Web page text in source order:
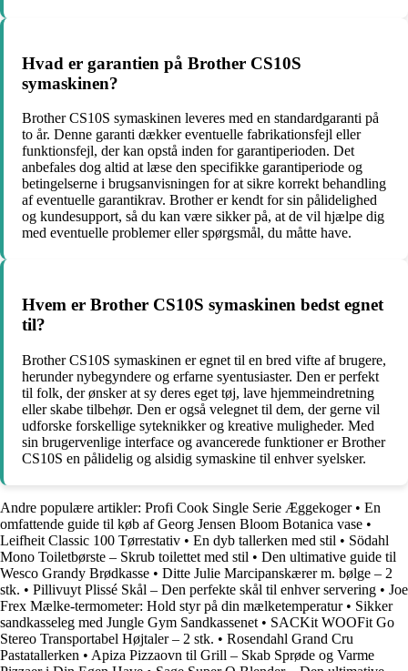
Hvad er garantien på Brother CS10S
symaskinen?
Brother CS10S symaskinen leveres med en standardgaranti på
to år. Denne garanti dækker eventuelle fabrikationsfejl eller
funktionsfejl, der kan opstå inden for garantiperioden. Det
anbefales dog altid at læse den specifikke garantiperiode og
betingelserne i brugsanvisningen for at sikre korrekt behandling
af eventuelle garantikrav. Brother er kendt for sin pålidelighed
og kundesupport, så du kan være sikker på, at de vil hjælpe dig
med eventuelle problemer eller spørgsmål, du måtte have.
Hvem er Brother CS10S symaskinen bedst egnet
til?
Brother CS10S symaskinen er egnet til en bred vifte af brugere,
herunder nybegyndere og erfarne syentusiaster. Den er perfekt
til folk, der ønsker at sy deres eget tøj, lave hjemmeindretning
eller skabe tilbehør. Den er også velegnet til dem, der gerne vil
udforske forskellige syteknikker og kreative muligheder. Med
sin brugervenlige interface og avancerede funktioner er Brother
CS10S en pålidelig og alsidig symaskine til enhver syelsker.
Andre populære artikler: Profi Cook Single Serie Æggekoger• En
omfattende guide til køb af Georg Jensen Bloom Botanica vase •
Leifheit Classic 100 Tørrestativ • En dyb tallerken med stil • Södahl
Mono Toiletbørste – Skrub toilettet med stil • Den ultimative guide til
Wesco Grandy Brødkasse • Ditte Julie Marcipanskærer m. bølge – 2
stk. • Pillivuyt Plissé Skål – Den perfekte skål til enhver servering • Joe
Frex Mælke-termometer: Hold styr på din mælketemperatur• Sikker
sandkasseleg med Jungle Gym Sandkassenet • SACKit WOOFit Go
Stereo Transportabel Højtaler – 2 stk. • Rosendahl Grand Cru
Pastatallerken • Apiza Pizzaovn til Grill – Skab Sprøde og Varme